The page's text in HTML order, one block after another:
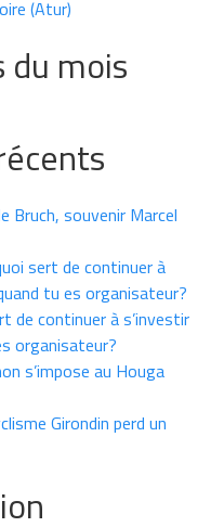
(Atur)
du mois
Bruch, souvenir Marcel
sert de continuer à
tu es organisateur?
de continuer à s’investir
organisateur?
s’impose au Houga
Girondin perd un